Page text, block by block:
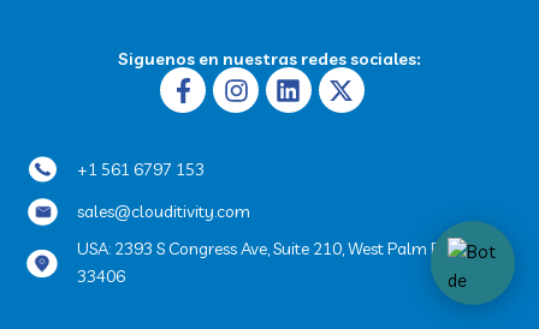
Siguenos en nuestras redes sociales:
Facebook-
f
Instagram
Linkedin
X-
twitter
+1 561 6797 153
sales@clouditivity.com
USA: 2393 S Congress Ave, Suite 210, West Palm Beach, FL
33406